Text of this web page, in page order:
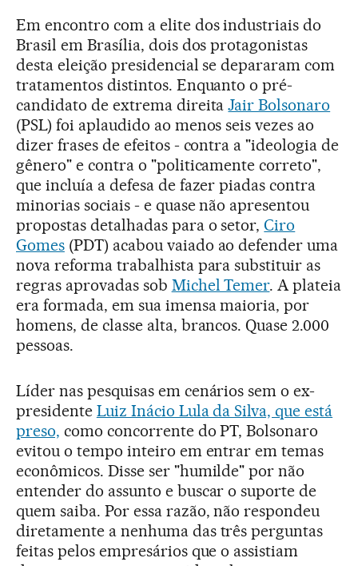
Em encontro com a elite dos industriais do
Brasil em Brasília, dois dos protagonistas
desta eleição presidencial se depararam com
tratamentos distintos. Enquanto o pré-
candidato de extrema direitaJair Bolsonaro
(PSL) foi aplaudido ao menos seis vezes ao
dizer frases de efeitos - contra a "ideologia de
gênero" e contra o "politicamente correto",
que incluía a defesa de fazer piadas contra
minorias sociais - e quase não apresentou
propostas detalhadas para o setor,Ciro
Gomes(PDT) acabou vaiado ao defender uma
nova reforma trabalhista para substituir as
regras aprovadas sob Michel Temer. A plateia
era formada, em sua imensa maioria, por
homens, de classe alta, brancos. Quase 2.000
pessoas.
Líder nas pesquisas em cenários sem o ex-
presidente Luiz Inácio Lula da Silva, que está
preso, como concorrente do PT, Bolsonaro
evitou o tempo inteiro em entrar em temas
econômicos. Disse ser "humilde" por não
entender do assunto e buscar o suporte de
quem saiba. Por essa razão, não respondeu
diretamente a nenhuma das três perguntas
feitas pelos empresários que o assistiam